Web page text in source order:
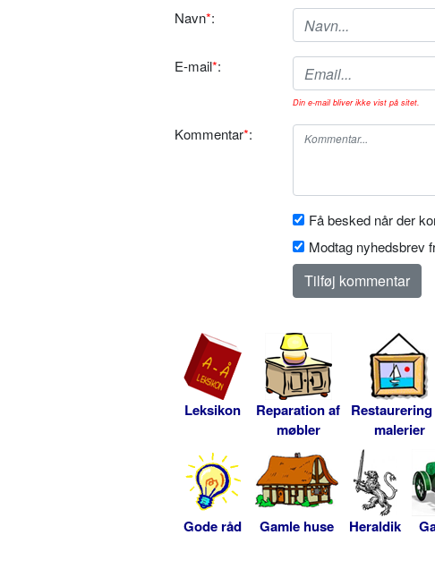
Navn*:
E-mail*:
Din e-mail bliver ikke vist på sitet.
Kommentar*:
Få besked når der
Modtag nyhedsbrev
Leksikon
Reparation af
møbler
malerier
Gode råd Gamle huse Heraldik